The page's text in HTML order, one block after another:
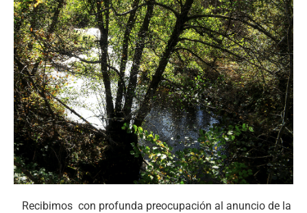
Recibimos con profunda preocupación al anuncio de la